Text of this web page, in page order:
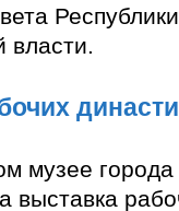
власти.
музее
выставка